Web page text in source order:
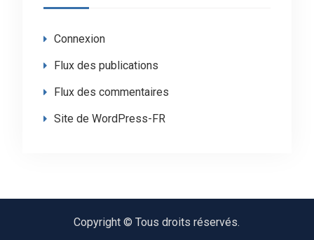
Connexion
Flux des publications
Flux des commentaires
Site de WordPress-FR
Copyright © Tous droits réservés.